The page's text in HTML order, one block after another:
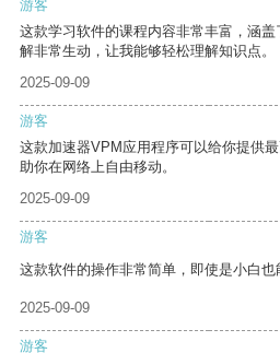
游客
这款学习软件的课程内容非常丰富，涵
解非常生动，让我能够轻松理解知识点。
2025-09-09
游客
这款加速器VPM应用程序可以给你提供
助你在网络上自由移动。
2025-09-09
游客
这款软件的操作非常简单，即使是小白也
2025-09-09
游客